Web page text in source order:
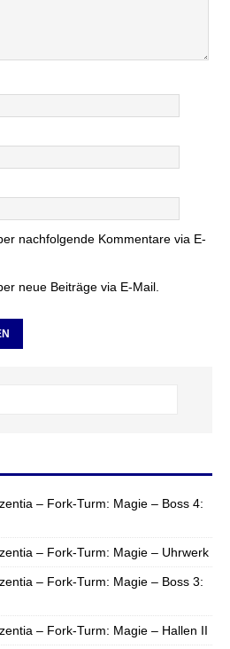
nachfolgende Kommentare via E-
neue Beiträge via E-Mail.
– Fork-Turm: Magie – Boss 4:
– Fork-Turm: Magie – Uhrwerk
– Fork-Turm: Magie – Boss 3:
– Fork-Turm: Magie – Hallen II